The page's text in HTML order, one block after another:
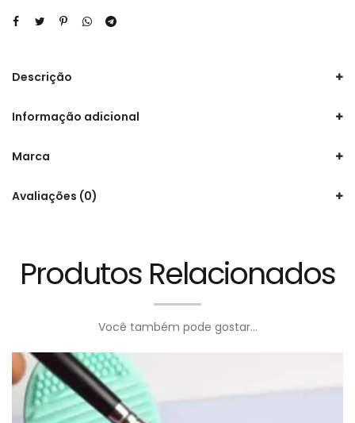
Descrição
Informação adicional
Marca
Avaliações (0)
Produtos Relacionados
Você também pode gostar...